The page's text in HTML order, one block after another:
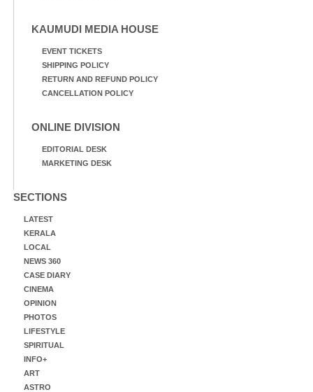
KAUMUDI MEDIA HOUSE
EVENT TICKETS
SHIPPING POLICY
RETURN AND REFUND POLICY
CANCELLATION POLICY
ONLINE DIVISION
EDITORIAL DESK
MARKETING DESK
SECTIONS
LATEST
KERALA
LOCAL
NEWS 360
CASE DIARY
CINEMA
OPINION
PHOTOS
LIFESTYLE
SPIRITUAL
INFO+
ART
ASTRO